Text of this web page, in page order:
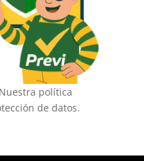
política
de datos.